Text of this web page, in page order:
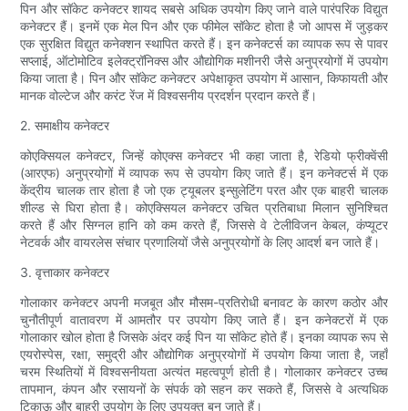
पिन और सॉकेट कनेक्टर शायद सबसे अधिक उपयोग किए जाने वाले पारंपरिक विद्युत
कनेक्टर हैं। इनमें एक मेल पिन और एक फीमेल सॉकेट होता है जो आपस में जुड़कर
एक सुरक्षित विद्युत कनेक्शन स्थापित करते हैं। इन कनेक्टर्स का व्यापक रूप से पावर
सप्लाई, ऑटोमोटिव इलेक्ट्रॉनिक्स और औद्योगिक मशीनरी जैसे अनुप्रयोगों में उपयोग
किया जाता है। पिन और सॉकेट कनेक्टर अपेक्षाकृत उपयोग में आसान, किफायती और
मानक वोल्टेज और करंट रेंज में विश्वसनीय प्रदर्शन प्रदान करते हैं।
2. समाक्षीय कनेक्टर
कोएक्सियल कनेक्टर, जिन्हें कोएक्स कनेक्टर भी कहा जाता है, रेडियो फ्रीक्वेंसी
(आरएफ) अनुप्रयोगों में व्यापक रूप से उपयोग किए जाते हैं। इन कनेक्टर्स में एक
केंद्रीय चालक तार होता है जो एक ट्यूबलर इन्सुलेटिंग परत और एक बाहरी चालक
शील्ड से घिरा होता है। कोएक्सियल कनेक्टर उचित प्रतिबाधा मिलान सुनिश्चित
करते हैं और सिग्नल हानि को कम करते हैं, जिससे वे टेलीविजन केबल, कंप्यूटर
नेटवर्क और वायरलेस संचार प्रणालियों जैसे अनुप्रयोगों के लिए आदर्श बन जाते हैं।
3. वृत्ताकार कनेक्टर
गोलाकार कनेक्टर अपनी मजबूत और मौसम-प्रतिरोधी बनावट के कारण कठोर और
चुनौतीपूर्ण वातावरण में आमतौर पर उपयोग किए जाते हैं। इन कनेक्टरों में एक
गोलाकार खोल होता है जिसके अंदर कई पिन या सॉकेट होते हैं। इनका व्यापक रूप से
एयरोस्पेस, रक्षा, समुद्री और औद्योगिक अनुप्रयोगों में उपयोग किया जाता है, जहाँ
चरम स्थितियों में विश्वसनीयता अत्यंत महत्वपूर्ण होती है। गोलाकार कनेक्टर उच्च
तापमान, कंपन और रसायनों के संपर्क को सहन कर सकते हैं, जिससे वे अत्यधिक
टिकाऊ और बाहरी उपयोग के लिए उपयुक्त बन जाते हैं।